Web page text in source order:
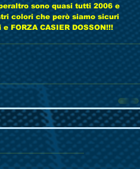
sono quasi tutti 2006 e
colori che però siamo sicuri
e FORZA CASIER DOSSON!!!